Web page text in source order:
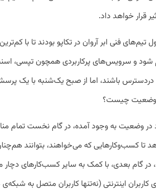
قرار خواهد داد.
تیم‌های فنی ابر آروان در تکاپو بودند تا با
شود و سرویس‌های پرکاربردی همچون تپسی،
دردسترس باشند، اما از صبح یک‌شنبه با یک
وضعیت چیست؟
در وضعیت به وجود آمده، در گام نخست تمام
تا کسب‌وکارهایی که می‌خواهند، بتوانند
گام بعدی، با کمک به سایر کسب‌کارهای دچار
کاربران اینترنتی (نه‌تنها کاربران متصل به